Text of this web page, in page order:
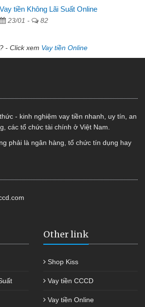
Vay tiền Không Lãi Suất Online
23/01 - 82
- Click xem Vay tiền Online
- kinh nghiệm vay tiền nhanh, uy tín, an
các tổ chức tài chính ở Việt Nam.
phải là ngân hàng, tổ chức tín dụng hay
Other link
Shop Kiss
Vay tiền CCCD
Vay tiền Online